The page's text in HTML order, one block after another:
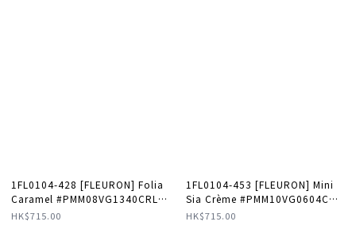
1FL0104-428 [FLEURON] Folia
Caramel #PMM08VG1340CRL
(A-K11-E)
HK$715.00
1FL0104-453 [FLEURON] Mini
Sia Crème #PMM10VG0604CRM
(A-K11-E)
HK$715.00